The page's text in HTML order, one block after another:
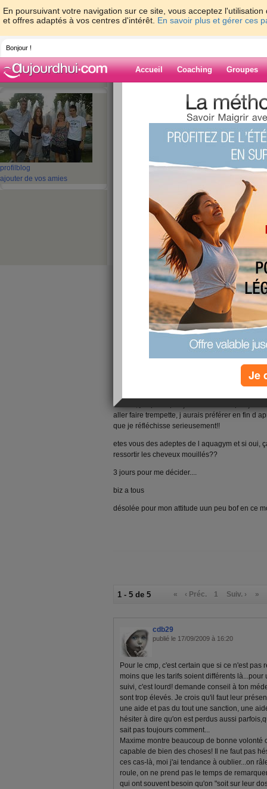
En poursuivant votre navigation sur ce site, vous acceptez
et offres adaptés à vos centres d'intérêt. En savoir plus et gérer ces
Bonjour !
Accueil Coaching Groupes
profil blog
ajouter de vos amies
> > pas
Blog de
pas terrible
Mes beaux parents sont partis, la vie pepere
maman a fait une apparition juste 2 petits
encore des soucis avec max, faut vraiment qu
trop comment l y aider
on y réfléchis!!
chercher des excuses et d esquiver, je m y
ou 21h, j ai peur que ça fasse tard et que ça
aller faire trempette, j aurais préférer en fin d
que je réfléchisse serieusement!!
etes vous des adeptes de l aquagym et si oui,
ressortir les cheveux mouillés??
3 jours pour me décider....
biz a tous
désolée pour mon attitude uun peu bof en ce
1 - 5 de 5 « ‹ Préc. 1 Suiv. › »
cdb29
publié le 17/09/2009 à 16:20
Pour le cmp, c'est certain que si ce n'est pas
moins que les tarifs soient différents
suivi, c'est lourd! demande conseil à ton
sont trop élevés. Je crois qu'il faut leur
une aide et pas du tout une sanction, une
hésiter à dire qu'on est perdus aussi
sait pas toujours comment...
Maxime montre beaucoup de bonne volonté
capable de bien des choses! Il ne faut pas
ces cas-là, moi j'ai tendance à oublier...on
roule, on ne prend pas le temps de
qui ont souvent besoin qu'on "soit sur leur
Je